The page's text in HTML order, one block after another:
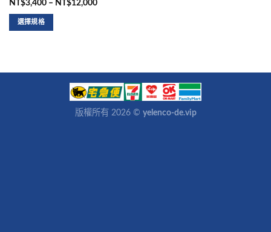
NT$3,400 – NT$12,000
選擇規格
版權所有 2026 © yelenco-de.vip